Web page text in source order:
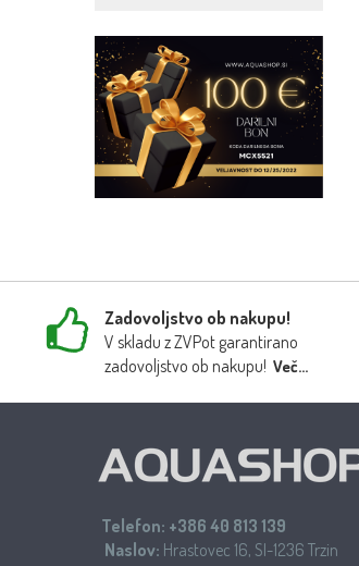
Zadovoljstvo ob nakupu!
V skladu z ZVPot garantirano
zadovoljstvo ob nakupu! Več...
Telefon: +386 40 813 139
Naslov: Hrastovec 16, SI-1236 Trzin